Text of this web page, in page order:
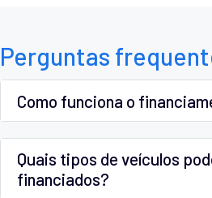
Perguntas
Como funciona o
Quais tipos de veículos
financiados?